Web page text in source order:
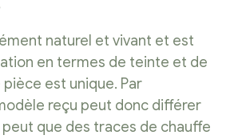
naturel et vivant et est
en termes de teinte et de
est unique. Par
reçu peut donc différer
peut que des traces de chauffe